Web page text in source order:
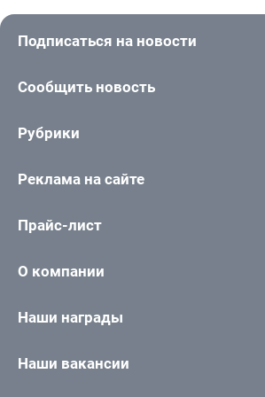
Подписаться на новости
Сообщить новость
Рубрики
Реклама на сайте
Прайс-лист
О компании
Наши награды
Наши вакансии